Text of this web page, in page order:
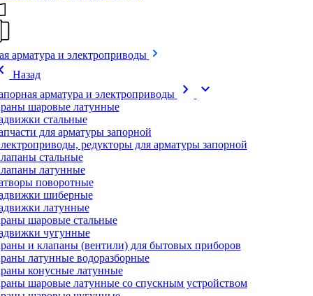
арматура и электроприводы
Назад
арматура и электроприводы
chevron_right expand_more
шаровые латунные
стальные
для арматуры запорной
редукторы для арматуры запорной
стальные
латунные
поворотные
шиберные
латунные
шаровые стальные
чугунные
и клапаны (вентили) для бытовых приборов
латунные водоразборные
конусные латунные
шаровые латунные со спускным устройством